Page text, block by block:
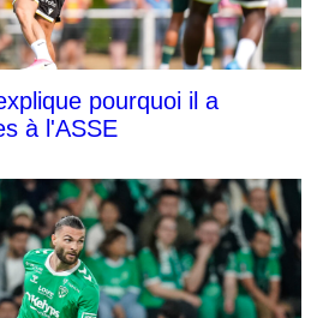
pourquoi il a
à l'ASSE